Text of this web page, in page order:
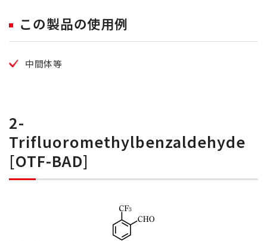
この製品の使用例
中間体等
2-
Trifluoromethylbenzaldehyde
[OTF-BAD]